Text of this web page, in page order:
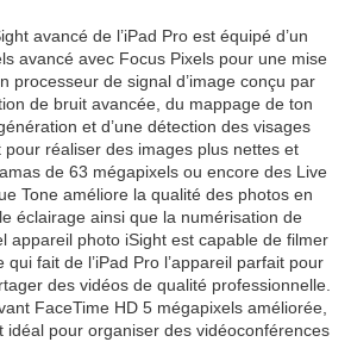
avancé de l’iPad Pro est équipé d’un
avancé avec Focus Pixels pour une mise
processeur de signal d’image conçu par
de bruit avancée, du mappage de ton
et d’une détection des visages
réaliser des images plus nettes et
de 63 mégapixels ou encore des Live
Tone améliore la qualité des photos en
éclairage ainsi que la numérisation de
appareil photo iSight est capable de filmer
fait de l’iPad Pro l’appareil parfait pour
des vidéos de qualité professionnelle.
FaceTime HD 5 mégapixels améliorée,
idéal pour organiser des vidéoconférences